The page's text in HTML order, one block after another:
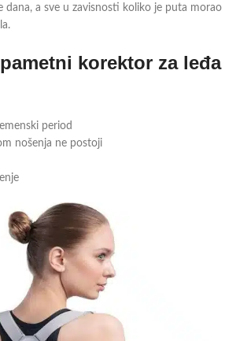
dana, a sve u zavisnosti koliko je puta morao
korektor za leđa
period
nošenja ne postoji